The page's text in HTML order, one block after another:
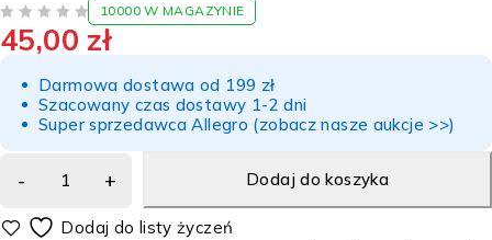
10000 W MAGAZYNIE
45,00 zł
Darmowa dostawa od 199 zł
Szacowany czas dostawy 1-2 dni
Super sprzedawca Allegro (zobacz nasze aukcje >>)
Dodaj do koszyka